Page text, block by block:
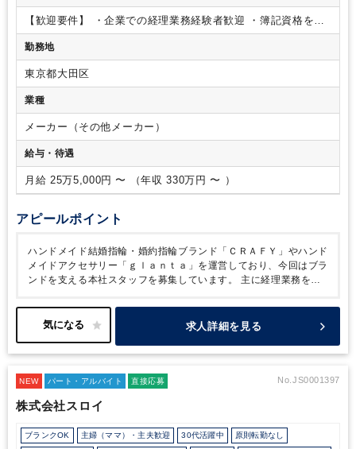
【歓迎要件】 ・企業での経理業務経験者歓迎
・簿記資格をお
持ちの方優遇
勤務地
東京都大田区
業種
メーカー（その他メーカー）
給与・待遇
月給 25万5,000円 〜 （年収 330万円 〜 ）
アピールポイント
ハンドメイド結婚指輪・婚約指輪ブランド「ＣＲＡＦＹ」やハンド
メイドアクセサリー「ｇｌａｎｔａ」を運営しており、今回はブラ
ンドを支える本社スタッフを募集しています。
主に経理業務をお
でいます。丁寧さや正確さを大切にできる方を歓迎します。一緒
にブランドを支えてくださる方のご応募をお待ちしています。
求人詳細を見る
NEW パート・アルバイト 直接応募 No.JS0001397
株式会社スロイ
ブランクOK 主婦（ママ）・主夫歓迎 30代活躍中 原則転勤なし